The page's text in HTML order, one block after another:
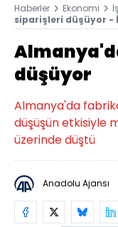
Haberler Ekonomi
siparişleri düşüyor -
düşüyor
Almanya'da
düşüşün etkisiyle
üzerinde düştü
Anadolu Ajansı